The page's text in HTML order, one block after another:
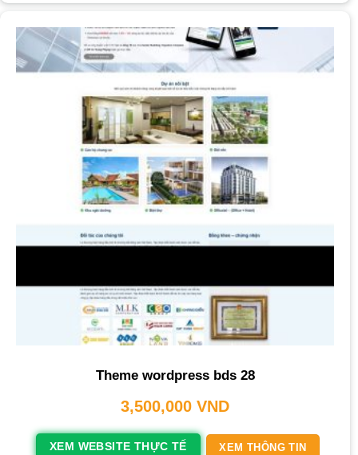
Theme wordpress bds 28
3,500,000 VND
XEM WEBSITE THỰC TẾ XEM THÔNG TIN